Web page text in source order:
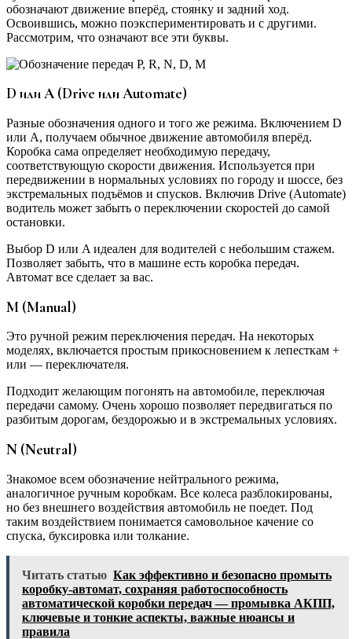
обозначают движение вперёд, стоянку и задний ход.
Освоившись, можно поэкспериментировать и с другими.
Рассмотрим, что означают все эти буквы.
D или A (Drive или Automate)
Разные обозначения одного и того же режима. Включением D
или A, получаем обычное движение автомобиля вперёд.
Коробка сама определяет необходимую передачу,
соответствующую скорости движения. Используется при
передвижении в нормальных условиях по городу и шоссе, без
экстремальных подъёмов и спусков. Включив Drive (Automate)
водитель может забыть о переключении скоростей до самой
остановки.
Выбор D или A идеален для водителей с небольшим стажем.
Позволяет забыть, что в машине есть коробка передач.
Автомат все сделает за вас.
M (Manual)
Это ручной режим переключения передач. На некоторых
моделях, включается простым прикосновением к лепесткам +
или — переключателя.
Подходит желающим погонять на автомобиле, переключая
передачи самому. Очень хорошо позволяет передвигаться по
разбитым дорогам, бездорожью и в экстремальных условиях.
N (Neutral)
Знакомое всем обозначение нейтрального режима,
аналогичное ручным коробкам. Все колеса разблокированы,
но без внешнего воздействия автомобиль не поедет. Под
таким воздействием понимается самовольное качение со
спуска, буксировка или толкание.
Читать статью Как эффективно и безопасно промыть
коробку-автомат, сохраняя работоспособность
автоматической коробки передач — промывка АКПП,
ключевые и тонкие аспекты, важные нюансы и
правила